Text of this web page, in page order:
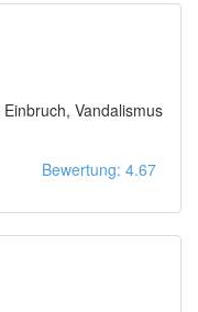
Vandalismus
Bewertung: 4.67